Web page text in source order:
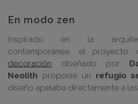
En modo zen
Inspirado en la
contemporánea, el proyecto
decoración diseñado por
Neolith proponía un refugio
diseño apelaba directamente a